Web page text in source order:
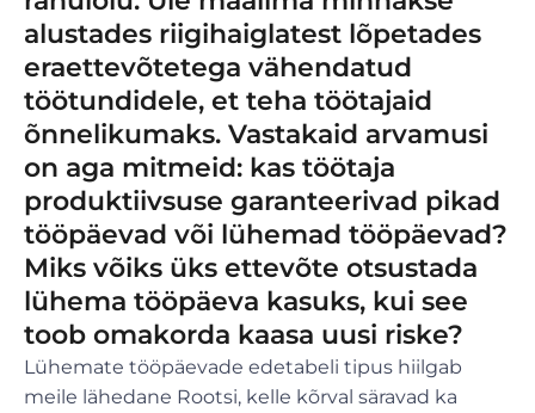
alustades riigihaiglatest lõpetades
eraettevõtetega vähendatud
töötundidele, et teha töötajaid
õnnelikumaks. Vastakaid arvamusi
on aga mitmeid: kas töötaja
produktiivsuse garanteerivad pikad
tööpäevad või lühemad tööpäevad?
Miks võiks üks ettevõte otsustada
lühema tööpäeva kasuks, kui see
toob omakorda kaasa uusi riske?
Lühemate tööpäevade edetabeli tipus hiilgab
meile lähedane Rootsi, kelle kõrval säravad ka